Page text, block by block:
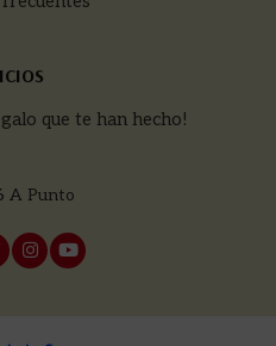
que te han hecho!
A Punto